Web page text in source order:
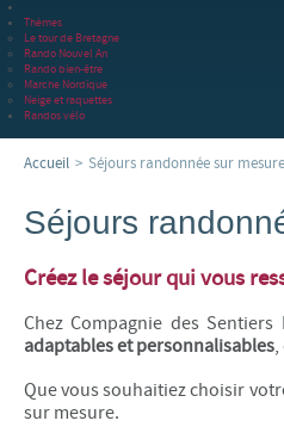
Thèmes
Le tour de Bretagne
Rando Nouvel An
Rando bien-être
Marche Nordique
Neige et raquettes
Randos vélo
Accueil > Séjours randonnée sur mesure
Séjours
Créez le séjour qui vous
ChezCompagnie des Sentiers
adaptables et personnalisables
Que vous souhaitiez choisir
sur mesure.